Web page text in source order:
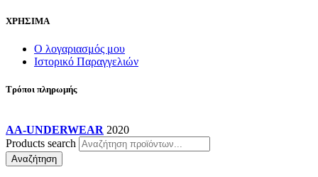
ΧΡΗΣΙΜΑ
Ο λογαριασμός μου
Ιστορικό Παραγγελιών
Τρόποι πληρωμής
AA-UNDERWEAR 2020
Products search
Αναζήτηση